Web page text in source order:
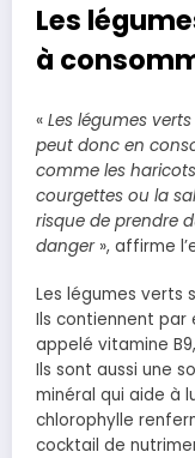
Les
à
« Les légumes
peut donc en
comme les
courgettes ou la
risque de prendre
danger», affirme
Les légumes verts
Ils contiennent par
appelé vitamine
Ils sont aussi une
minéral qui aide à
chlorophylle
cocktail de